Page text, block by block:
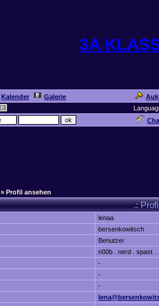
3A
Kalender Galerie
» Profil ansehen
.:
lenaa
bersenkowitsch
Benutzer
n00b . nerd . spast .
-
-
-